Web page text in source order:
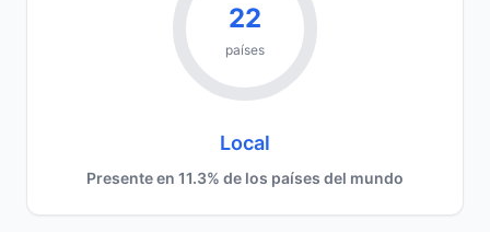
22
países
Local
Presente en 11.3% de los países del mundo